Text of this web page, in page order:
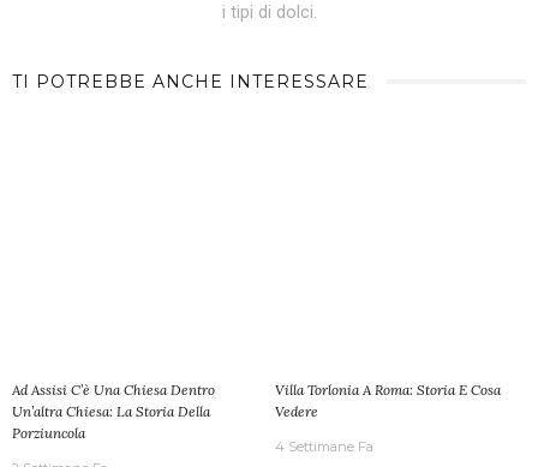
i tipi di dolci.
TI POTREBBE ANCHE INTERESSARE
Ad Assisi C’è Una Chiesa Dentro
Un’altra Chiesa: La Storia Della
Porziuncola
Villa Torlonia A Roma: Storia E Cosa
Vedere
4 Settimane Fa